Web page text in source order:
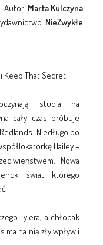
Autor: Marta Kulczyna
NieZwykłe
That Secret.
studia na
cały czas próbuje
Niedługo po
Hailey –
Nowa
świat, którego
Tylera, a chłopak
na nią zły wpływ i